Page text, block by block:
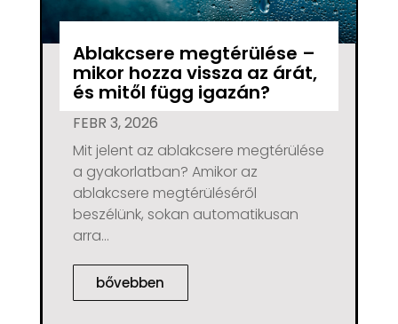
Ablakcsere megtérülése –
mikor hozza vissza az árát,
és mitől függ igazán?
FEBR 3, 2026
Mit jelent az ablakcsere megtérülése
a gyakorlatban? Amikor az
ablakcsere megtérüléséről
beszélünk, sokan automatikusan
arra...
bővebben